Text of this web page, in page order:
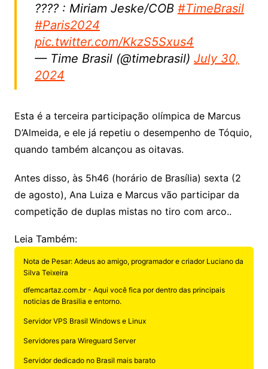
???? : Miriam Jeske/COB #TimeBrasil
#Paris2024
pic.twitter.com/KkzS5Sxus4
— Time Brasil (@timebrasil) July 30,
2024
Esta é a terceira participação olímpica de Marcus
D’Almeida, e ele já repetiu o desempenho de Tóquio,
quando também alcançou as oitavas.
Antes disso, às 5h46 (horário de Brasília) sexta (2
de agosto), Ana Luiza e Marcus vão participar da
competição de duplas mistas no tiro com arco..
Leia Também:
Nota de Pesar: Adeus ao amigo, programador e criador Luciano da
Silva Teixeira
dfemcartaz.com.br - Aqui você fica por dentro das principais
noticias de Brasilia e entorno.
Servidor VPS Brasil Windows e Linux
Servidores para Wireguard Server
Servidor dedicado no Brasil mais barato